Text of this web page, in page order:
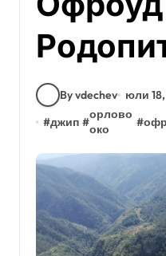
By vdechev юли
#джип #
орлово
око
#